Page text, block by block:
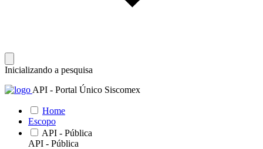
Inicializando a pesquisa
API - Portal Único Siscomex
Home
Escopo
API - Pública
API - Pública